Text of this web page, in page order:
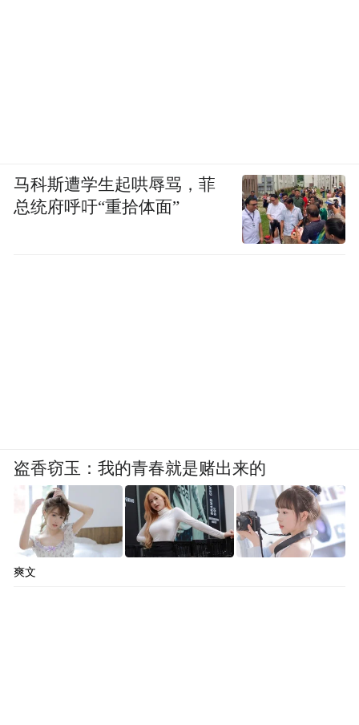
马科斯遭学生起哄辱骂，菲
总统府呼吁“重拾体面”
盗香窃玉：我的青春就是赌出来的
爽文